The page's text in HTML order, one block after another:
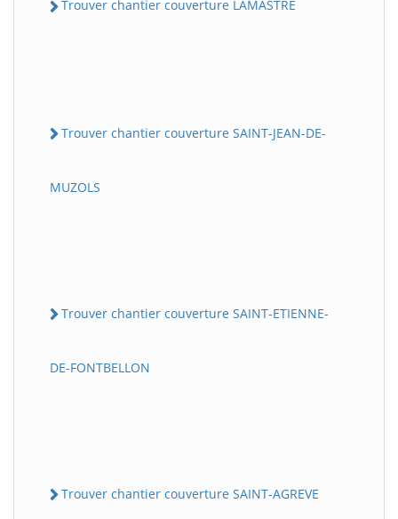
Trouver chantier couverture LAMASTRE
Trouver chantier couverture SAINT-JEAN-DE-
MUZOLS
Trouver chantier couverture SAINT-ETIENNE-
DE-FONTBELLON
Trouver chantier couverture SAINT-AGREVE